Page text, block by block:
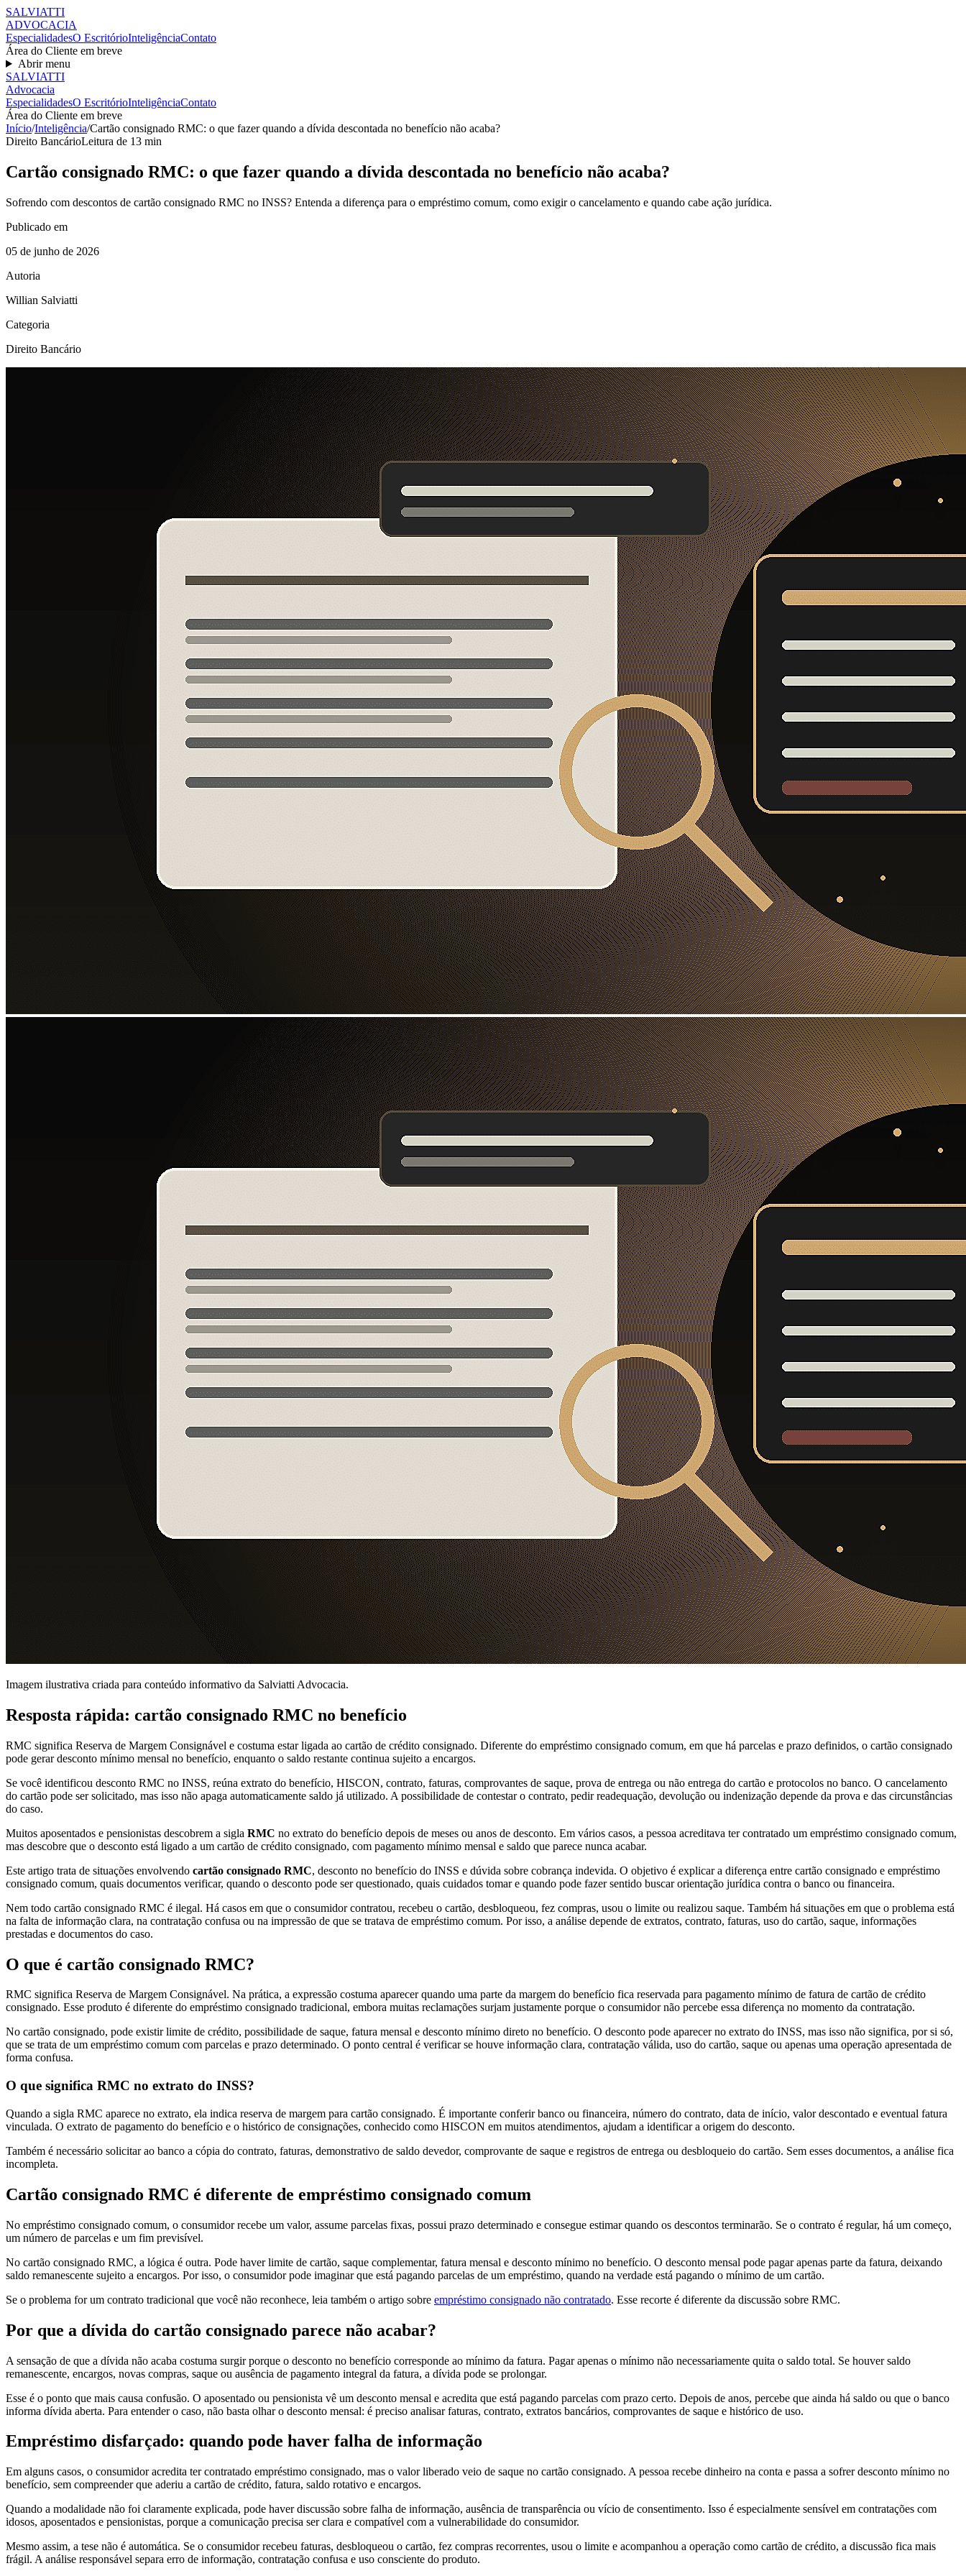
SALVIATTI
ADVOCACIA
EspecialidadesO EscritórioInteligênciaContato
Área do Cliente em breve
Abrir menu
SALVIATTI
Advocacia
EspecialidadesO EscritórioInteligênciaContato
Área do Cliente em breve
Início/Inteligência/Cartão consignado RMC: o que fazer quando a dívida descontada no benefício não acaba?
Direito BancárioLeitura de 13 min
Cartão consignado RMC: o que fazer quando a dívida descontada no benefício não acaba?
Sofrendo com descontos de cartão consignado RMC no INSS? Entenda a diferença para o empréstimo comum, como exigir o cancelamento e quando cabe ação jurídica.
Publicado em
05 de junho de 2026
Autoria
Willian Salviatti
Categoria
Direito Bancário
Imagem ilustrativa criada para conteúdo informativo da Salviatti Advocacia.
Resposta rápida: cartão consignado RMC no benefício
RMC significa Reserva de Margem Consignável e costuma estar ligada ao cartão de crédito consignado. Diferente do empréstimo consignado comum, em que há parcelas e prazo definidos, o cartão consignado
pode gerar desconto mínimo mensal no benefício, enquanto o saldo restante continua sujeito a encargos.
Se você identificou desconto RMC no INSS, reúna extrato do benefício, HISCON, contrato, faturas, comprovantes de saque, prova de entrega ou não entrega do cartão e protocolos no banco. O cancelamento
do cartão pode ser solicitado, mas isso não apaga automaticamente saldo já utilizado. A possibilidade de contestar o contrato, pedir readequação, devolução ou indenização depende da prova e das circunstâncias
do caso.
Muitos aposentados e pensionistas descobrem a sigla RMC no extrato do benefício depois de meses ou anos de desconto. Em vários casos, a pessoa acreditava ter contratado um empréstimo consignado comum,
mas descobre que o desconto está ligado a um cartão de crédito consignado, com pagamento mínimo mensal e saldo que parece nunca acabar.
Este artigo trata de situações envolvendo cartão consignado RMC, desconto no benefício do INSS e dúvida sobre cobrança indevida. O objetivo é explicar a diferença entre cartão consignado e empréstimo
consignado comum, quais documentos verificar, quando o desconto pode ser questionado, quais cuidados tomar e quando pode fazer sentido buscar orientação jurídica contra o banco ou financeira.
Nem todo cartão consignado RMC é ilegal. Há casos em que o consumidor contratou, recebeu o cartão, desbloqueou, fez compras, usou o limite ou realizou saque. Também há situações em que o problema está
na falta de informação clara, na contratação confusa ou na impressão de que se tratava de empréstimo comum. Por isso, a análise depende de extratos, contrato, faturas, uso do cartão, saque, informações
prestadas e documentos do caso.
O que é cartão consignado RMC?
RMC significa Reserva de Margem Consignável. Na prática, a expressão costuma aparecer quando uma parte da margem do benefício fica reservada para pagamento mínimo de fatura de cartão de crédito
consignado. Esse produto é diferente do empréstimo consignado tradicional, embora muitas reclamações surjam justamente porque o consumidor não percebe essa diferença no momento da contratação.
No cartão consignado, pode existir limite de crédito, possibilidade de saque, fatura mensal e desconto mínimo direto no benefício. O desconto pode aparecer no extrato do INSS, mas isso não significa, por si só,
que se trata de um empréstimo comum com parcelas e prazo determinado. O ponto central é verificar se houve informação clara, contratação válida, uso do cartão, saque ou apenas uma operação apresentada de
forma confusa.
O que significa RMC no extrato do INSS?
Quando a sigla RMC aparece no extrato, ela indica reserva de margem para cartão consignado. É importante conferir banco ou financeira, número do contrato, data de início, valor descontado e eventual fatura
vinculada. O extrato de pagamento do benefício e o histórico de consignações, conhecido como HISCON em muitos atendimentos, ajudam a identificar a origem do desconto.
Também é necessário solicitar ao banco a cópia do contrato, faturas, demonstrativo de saldo devedor, comprovante de saque e registros de entrega ou desbloqueio do cartão. Sem esses documentos, a análise fica
incompleta.
Cartão consignado RMC é diferente de empréstimo consignado comum
No empréstimo consignado comum, o consumidor recebe um valor, assume parcelas fixas, possui prazo determinado e consegue estimar quando os descontos terminarão. Se o contrato é regular, há um começo,
um número de parcelas e um fim previsível.
No cartão consignado RMC, a lógica é outra. Pode haver limite de cartão, saque complementar, fatura mensal e desconto mínimo no benefício. O desconto mensal pode pagar apenas parte da fatura, deixando
saldo remanescente sujeito a encargos. Por isso, o consumidor pode imaginar que está pagando parcelas de um empréstimo, quando na verdade está pagando o mínimo de um cartão.
Se o problema for um contrato tradicional que você não reconhece, leia também o artigo sobre empréstimo consignado não contratado. Esse recorte é diferente da discussão sobre RMC.
Por que a dívida do cartão consignado parece não acabar?
A sensação de que a dívida não acaba costuma surgir porque o desconto no benefício corresponde ao mínimo da fatura. Pagar apenas o mínimo não necessariamente quita o saldo total. Se houver saldo
remanescente, encargos, novas compras, saque ou ausência de pagamento integral da fatura, a dívida pode se prolongar.
Esse é o ponto que mais causa confusão. O aposentado ou pensionista vê um desconto mensal e acredita que está pagando parcelas com prazo certo. Depois de anos, percebe que ainda há saldo ou que o banco
informa dívida aberta. Para entender o caso, não basta olhar o desconto mensal: é preciso analisar faturas, contrato, extratos bancários, comprovantes de saque e histórico de uso.
Empréstimo disfarçado: quando pode haver falha de informação
Em alguns casos, o consumidor acredita ter contratado empréstimo consignado, mas o valor liberado veio de saque no cartão consignado. A pessoa recebe dinheiro na conta e passa a sofrer desconto mínimo no
benefício, sem compreender que aderiu a cartão de crédito, fatura, saldo rotativo e encargos.
Quando a modalidade não foi claramente explicada, pode haver discussão sobre falha de informação, ausência de transparência ou vício de consentimento. Isso é especialmente sensível em contratações com
idosos, aposentados e pensionistas, porque a comunicação precisa ser clara e compatível com a vulnerabilidade do consumidor.
Mesmo assim, a tese não é automática. Se o consumidor recebeu faturas, desbloqueou o cartão, fez compras recorrentes, usou o limite e acompanhou a operação como cartão de crédito, a discussão fica mais
frágil. A análise responsável separa erro de informação, contratação confusa e uso consciente do produto.